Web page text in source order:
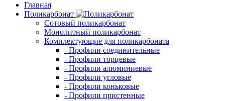
Главная
Поликарбонат
Сотовый поликарбонат
Монолитный поликарбонат
Комплектующие для поликарбоната
- Профили соединительные
- Профили торцевые
- Профили алюминиевые
- Профили угловые
- Профили коньковые
- Профили пристенные